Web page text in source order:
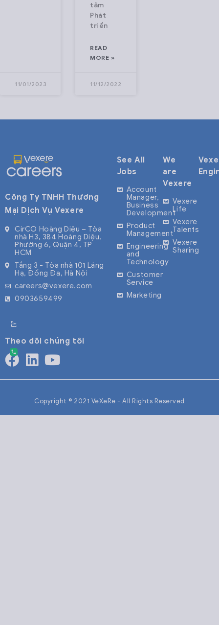
11/01/2023
tâm
Phát
triển
READ
MORE »
11/12/2022
Công Ty TNHH Thương
Mại Dịch Vụ Vexere
CirCO Hoàng Diệu – Tòa
nhà H3, 384 Hoàng Diệu,
Phường 6, Quận 4, TP
HCM
Tầng 3 - Tòa nhà 101 Láng
Hạ, Đống Đa, Hà Nội
careers@vexere.com
0903659499
See All
Jobs
Account
Manager,
Business
Development
Product
Management
Engineering
and
Technology
Customer
Service
Marketing
We
are
Vexere
Vexere
Life
Vexere
Talents
Vexere
Sharing
Theo dõi chúng tôi
Copyright © 2021 VeXeRe - All Rights Reserved